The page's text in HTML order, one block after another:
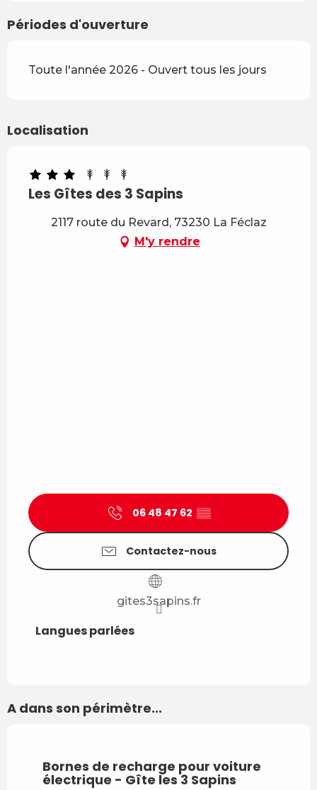
Périodes d'ouverture
Toute l'année 2026 - Ouvert tous les jours
Localisation
Les Gîtes des 3 Sapins
2117 route du Revard, 73230 La Féclaz
M'y rendre
06 48 47 62 ▒▒
Contactez-nous
gites3sapins.fr
Langues parlées
Langues parlées
A dans son périmètre...
Bornes de recharge pour voiture
électrique - Gîte les 3 Sapins